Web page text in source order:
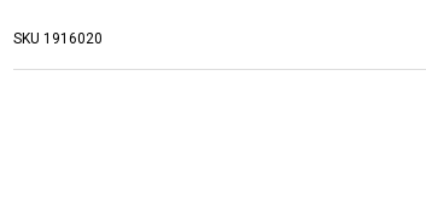
SKU 1916020